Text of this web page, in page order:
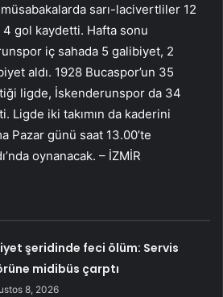
sarı-lacivertliler 12
gol kaydetti. Hafta sonu
iç sahada 5 galibiyet, 2
aldı. 1928 Bucaspor’un 35
ligde, İskenderunspor da 34
Ligde iki takımın da kaderini
Pazar günü saat 13.00’te
oynanacak. – İZMİR
şeridinde feci ölüm: Servis
midibüs çarptı
8, 2026